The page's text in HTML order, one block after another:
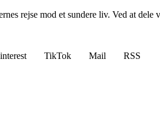
rejse mod et sundere liv. Ved at
TikTok Mail
RSS